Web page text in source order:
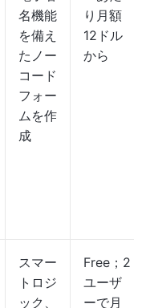
名機能
を備え
たノー
コード
フォー
ムを作
成
り月額
12ドル
から
スマー
トロジ
ック、
Free；2
ユーザ
ーで月